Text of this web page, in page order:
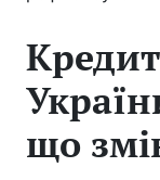
що